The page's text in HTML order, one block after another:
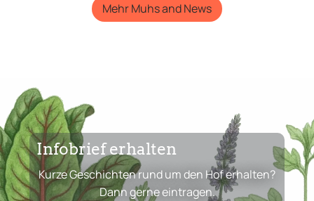
Mehr Muhs and News
Infobrief erhalten
Kurze Geschichten rund um den Hof erhalten?
Dann gerne eintragen.